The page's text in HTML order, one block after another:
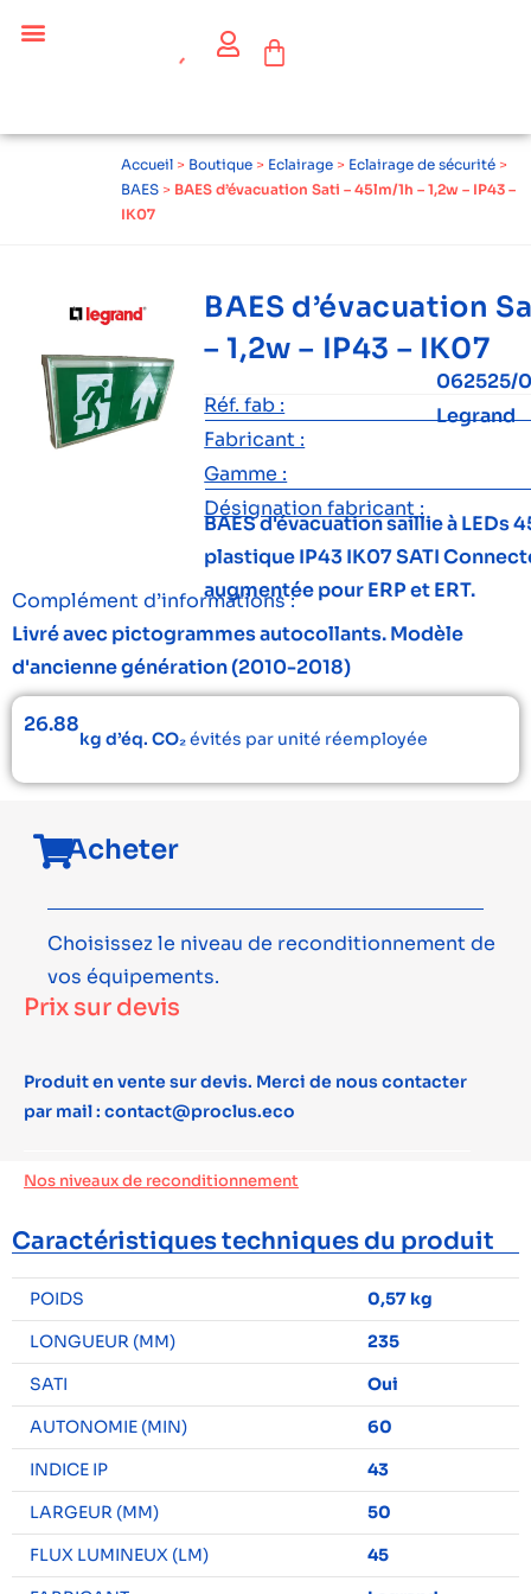
Accueil > Boutique > Eclairage > Eclairage de sécurité >
BAES > BAES d’évacuation Sati – 45lm/1h – 1,2w – IP43 –
IK07
BAES d’évacuation
– 1,2w – IP43 – IK07
Réf. fab :
062525/
Fabricant :
Legrand
Gamme :
Désignation fabricant :
BAES d'évacuation saillie à LEDs
plastique IP43 IK07 SATI
augmentée pour ERP et ERT.
Complément d’informations :
Livré avec pictogrammes autocollants. Modèle
d'ancienne génération (2010-2018)
26.88
kg d’éq. CO₂évités par unité réemployée
Acheter
Choisissez le niveau de reconditionnement de
vos équipements.
Prix sur devis
Produit en vente sur devis. Merci de nous contacter
par mail : contact@proclus.eco
Nos niveaux de reconditionnement
Caractéristiques techniques du produit
POIDS
0,57 kg
LONGUEUR (MM)
235
SATI
Oui
AUTONOMIE (MIN)
60
INDICE IP
43
LARGEUR (MM)
50
FLUX LUMINEUX (LM)
45